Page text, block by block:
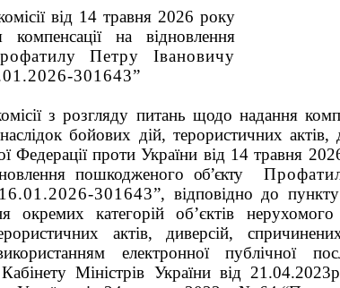
від 14 травня 2026 року
на відновлення
Петру Івановичу
301643”
з розгляду питань щодо надання
бойових дій, терористичних актів,
Федерації проти України від 14 травня
пошкодженого об’єкту
301643”, відповідно до
окремих категорій об’єктів
актів, диверсій,
електронної публічної
Міністрів України від